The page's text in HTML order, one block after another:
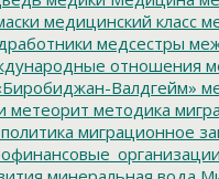
медицинский класс
медсестры
отношения
Валдгейм»
метеорит методика
миграционное